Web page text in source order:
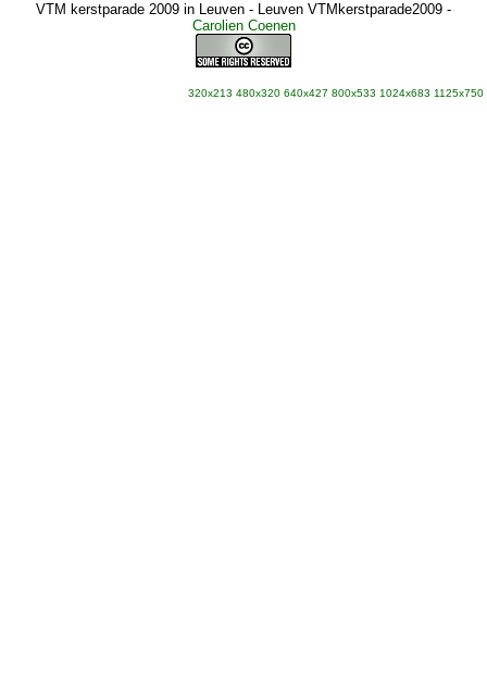
VTM kerstparade 2009 in Leuven - Leuven VTMkerstparade2009 -
Carolien Coenen
320x213 480x320 640x427 800x533 1024x683 1125x750